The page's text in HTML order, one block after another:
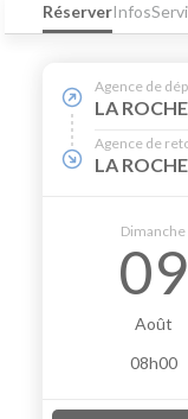
RéserverInfos
Agence de
LA
Agence de
LA
Dimanche
09
Août
08h00